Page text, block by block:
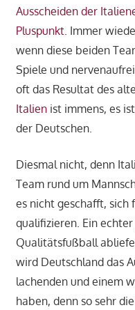
Ausscheiden der
Pluspunkt. Immer
wenn diese beiden
Spiele und
oft das Resultat des
Italienist immens, es
der Deutschen.
Diesmal nicht, denn
Team rund um
es nicht geschafft, sich
qualifizieren. Ein
Qualitätsfußball
wird Deutschland das
lachenden und einem
haben, denn so sehr die